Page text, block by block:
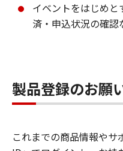
イベントをはじめ
済・申込状況の確
製品登録のお願
これまでの商品情報や